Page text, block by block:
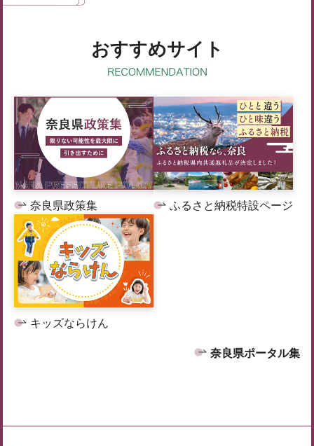
おすすめサイト
奈良県政策集 ふるさと納税特設ページ
キッズならけん
奈良県ポータル集